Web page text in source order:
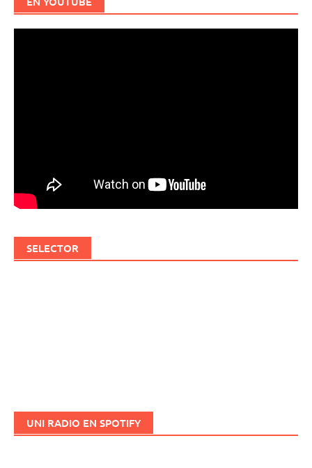
SELECTOR
UNI RADIO EN SPOTIFY